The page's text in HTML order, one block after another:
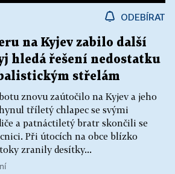
ODEBÍRAT
na Kyjev zabilo další
hledá řešení nedostatku
střelám
znovu zaútočilo na Kyjev a jeho
tříletý chlapec se svými
a patnáctiletý bratr skončili se
Při útocích na obce blízko
zranily desítky...